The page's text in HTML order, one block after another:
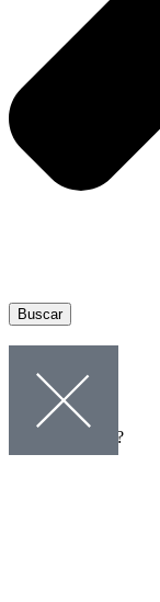
Buscar
¿Qué Necesitas?